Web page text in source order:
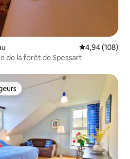
Évaluation
4,94 (108)
de la forêt de Spessart
les plus appréciés